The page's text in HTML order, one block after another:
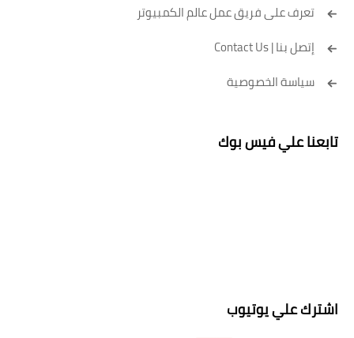
تعرف على فريق عمل عالم الكمبيوتر
إتصل بنا | Contact Us
سياسة الخصوصية
تابعنا علي فيس بوك
اشترك علي يوتيوب